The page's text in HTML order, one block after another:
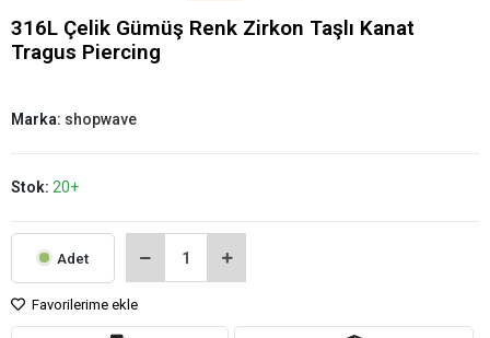
316L Çelik Gümüş Renk Zirkon Taşlı Kanat
Tragus Piercing
Marka: shopwave
Stok: 20+
Adet
Favorilerime ekle